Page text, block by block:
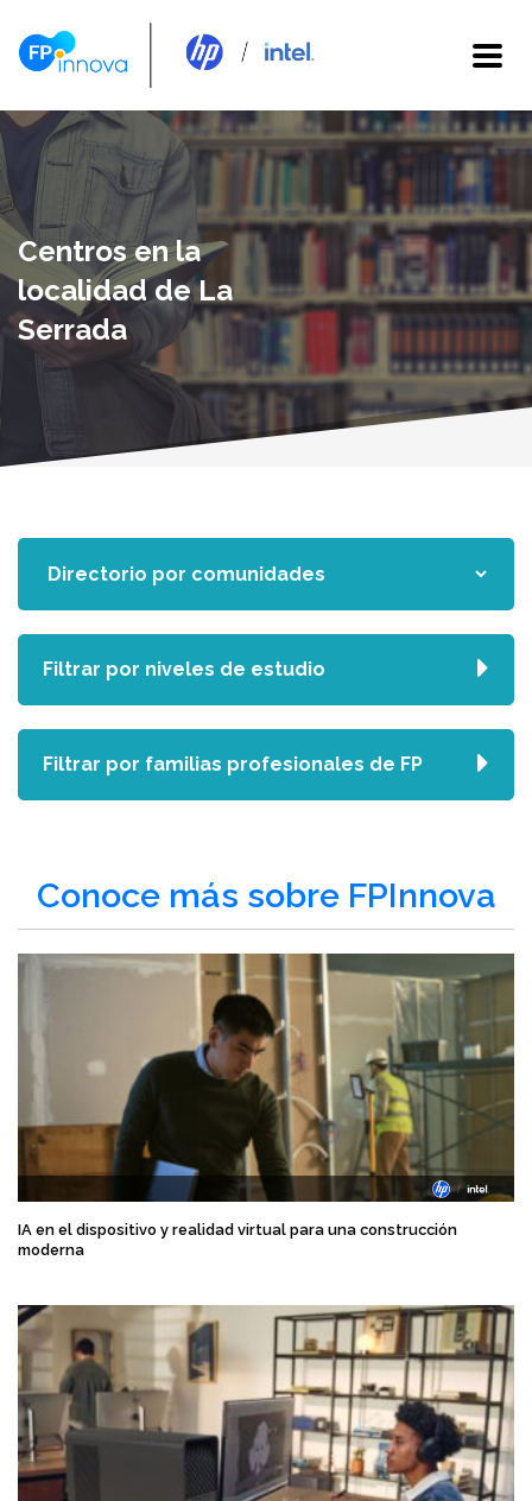
Centros en la
localidad de La
Serrada
Conoce más sobre FPInnova
IA en el dispositivo y realidad virtual para una construcción
moderna
Filtrar por niveles de estudio
Filtrar por familias profesionales de FP